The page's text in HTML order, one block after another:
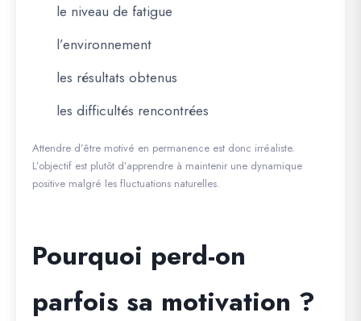
le niveau de fatigue
l’environnement
les résultats obtenus
les difficultés rencontrées
Attendre d’être motivé en permanence est donc irréaliste.
L’objectif est plutôt d’apprendre à maintenir une dynamique
positive malgré les fluctuations naturelles.
Pourquoi perd-on
parfois sa motivation ?